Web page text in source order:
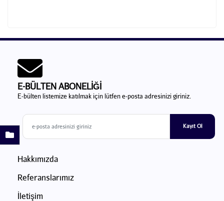
E-BÜLTEN ABONELİĞİ
E-bülten listemize katılmak için lütfen e-posta adresinizi giriniz.
Kayıt Ol
Hakkımızda
Referanslarımız
İletişim